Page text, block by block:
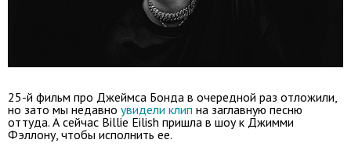
25-й фильм про Джеймса Бонда в очередной раз отложили,
но зато мы недавно увидели клип на заглавную песню
оттуда. А сейчас Billie Eilish пришла в шоу к Джимми
Фэллону, чтобы исполнить ее.